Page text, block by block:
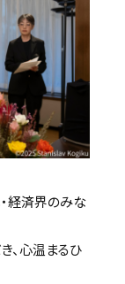
経済界のみな
、心温まるひ